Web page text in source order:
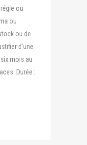
ou
ou
ou de
d’une
mois au
Durée :